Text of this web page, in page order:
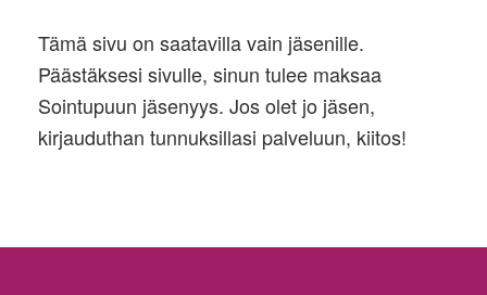
Tämä sivu on saatavilla vain jäsenille.
Päästäksesi sivulle, sinun tulee maksaa
Sointupuun jäsenyys. Jos olet jo jäsen,
kirjauduthan tunnuksillasi palveluun, kiitos!